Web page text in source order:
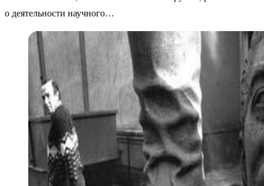
о деятельности научного…